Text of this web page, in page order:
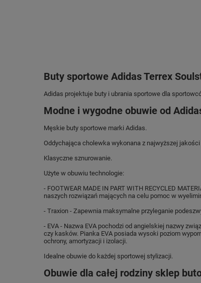
Buty sportowe Adidas Terrex
Adidas projektuje buty i ubrania sportowe dla
Modne i wygodne obuwie od
Męskie buty sportowe marki Adidas.
Oddychająca cholewka wykonana z najwyższej
Klasyczne sznurowanie.
Użyte w obuwiu technologie:
- FOOTWEAR MADE IN PART WITH RECYCLED
naszych rozwiązań mających na celu pomoc w
- Traxion - Zapewnia maksymalne przyleganie
- EVA - Nazwa EVA pochodzi od angielskiej nazwy
czy kasków. Pianka EVA posiada wysoki poziom
ochrony, amortyzacji i izolacji.
Idealne obuwie do każdej sportowej stylizacji.
Obuwie dla całej rodziny sklep